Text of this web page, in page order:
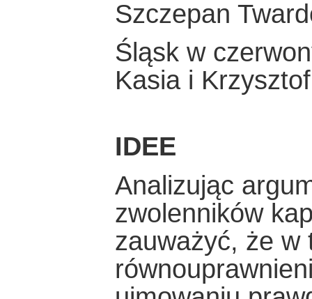
Szczepan
Śląsk w
Kasia i
IDEE
Analizując
zwolenników
zauważyć, że w